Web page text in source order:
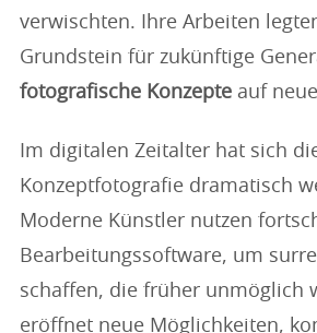
verwischten. Ihre Arbeiten
Grundstein für zukünftige
fotografische Konzepte auf
Im digitalen Zeitalter hat sich
Konzeptfotografie dramatisch
Moderne Künstler nutzen
Bearbeitungssoftware, um
schaffen, die früher unmöglich
eröffnet neue Möglichkeiten,